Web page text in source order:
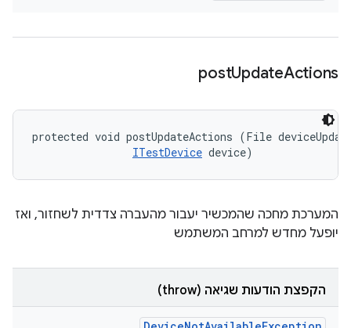
postUpdateActions
protected void postUpdateActions (File
ITestDevice device)
המערכת מחכה שהמכשיר יעבור מהעברה צדדית לשחזור, ואז
יופעל מחדש למרחב המשתמש
הקפצת הודעות שגיאה (throw)